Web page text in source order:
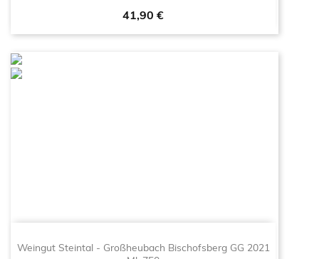
Prezzo
41,90 €
Weingut Steintal - Großheubach Bischofsberg GG 2021